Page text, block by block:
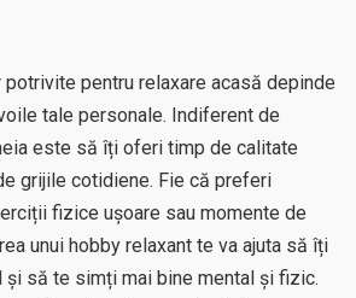
pentru relaxare acasă depinde
tale personale. Indiferent de
este să îți oferi timp de calitate
grijile cotidiene. Fie că preferi
fizice ușoare sau momente de
unui hobby relaxant te va ajuta să îți
să te simți mai bine mental și fizic.